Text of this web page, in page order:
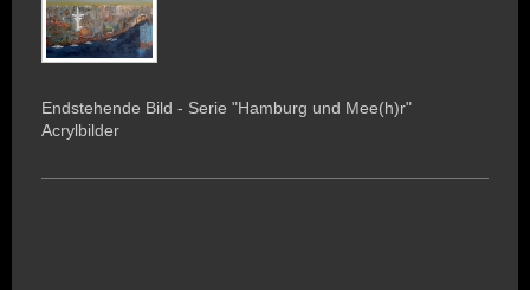
Endstehende Bild - Serie "Hamburg und Mee(h)r"
Acrylbilder